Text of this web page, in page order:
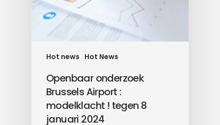
Hot news Hot News
Openbaar onderzoek
Brussels Airport :
modelklacht ! tegen 8
januari 2024